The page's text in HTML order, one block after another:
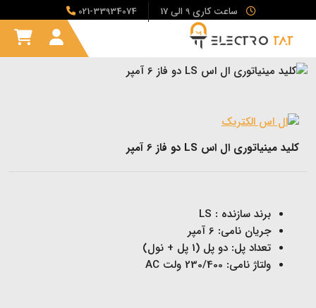
ساعت کاری 9 الی 17 021-33934074
کلید مینیاتوری ال اس LS دو فاز 6 آمپر
برند سازنده :
جریان نامی:
تعداد پل: دو پل (1 پل + نول)
ولتاژ نامی: